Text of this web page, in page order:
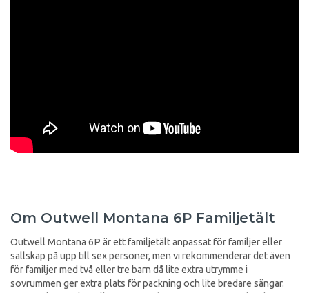
Om Outwell Montana 6P Familjetält
Outwell Montana 6P är ett familjetält anpassat för familjer eller
sällskap på upp till sex personer, men vi rekommenderar det även
för familjer med två eller tre barn då lite extra utrymme i
sovrummen ger extra plats för packning och lite bredare sängar.